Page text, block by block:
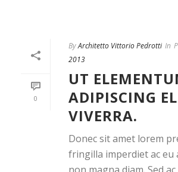
0
ByArchitetto Vittorio Pedrotti In
2013
UT
ADIPISCING
VIVERRA.
Donec sit amet lorem
fringilla imperdiet ac eu